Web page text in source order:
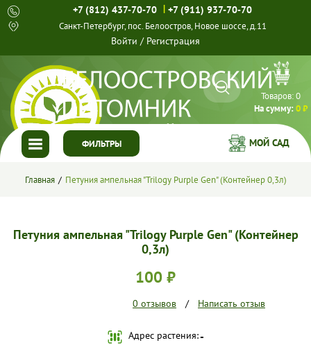
+7 (812) 437-70-70 | +7 (911) 937-70-70
Санкт-Петербург, пос. Белоостров, Новое шоссе, д.11
Войти / Регистрация
Товаров:0
На сумму:0 ₽
ФИЛЬТРЫ
ГЛАВНАЯ
СПЕЦПРЕДЛОЖЕНИЯ
ГОТОВЫЕ РЕШЕНИЯ
О НАС
УСЛОВИЯ РАБОТЫ
МОЙ САД
Главная Петуния ампельная "Trilogy Purple Gen" (Контейнер 0,3л)
Петуния ампельная "Trilogy Purple Gen" (Контейнер
0,3л)
100 ₽
0 отзывов / Написать отзыв
Адрес растения:-